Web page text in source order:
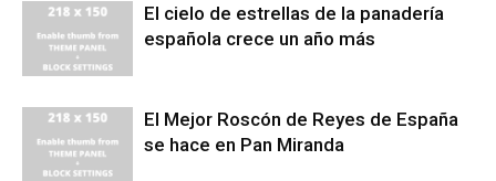
El cielo de estrellas de la panadería
española crece un año más
El Mejor Roscón de Reyes de España
se hace en Pan Miranda